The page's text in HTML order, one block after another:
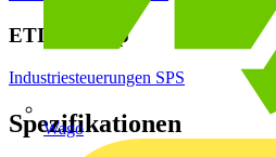
Wago
ETIM Group
Industriesteuerungen SPS
Spezifikationen